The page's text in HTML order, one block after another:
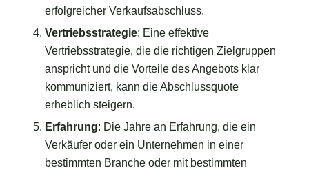
erfolgreicher Verkaufsabschluss.
Vertriebsstrategie: Eine effektive
Vertriebsstrategie, die die richtigen Zielgruppen
anspricht und die Vorteile des Angebots klar
kommuniziert, kann die Abschlussquote
erheblich steigern.
Erfahrung: Die Jahre an Erfahrung, die ein
Verkäufer oder ein Unternehmen in einer
bestimmten Branche oder mit bestimmten